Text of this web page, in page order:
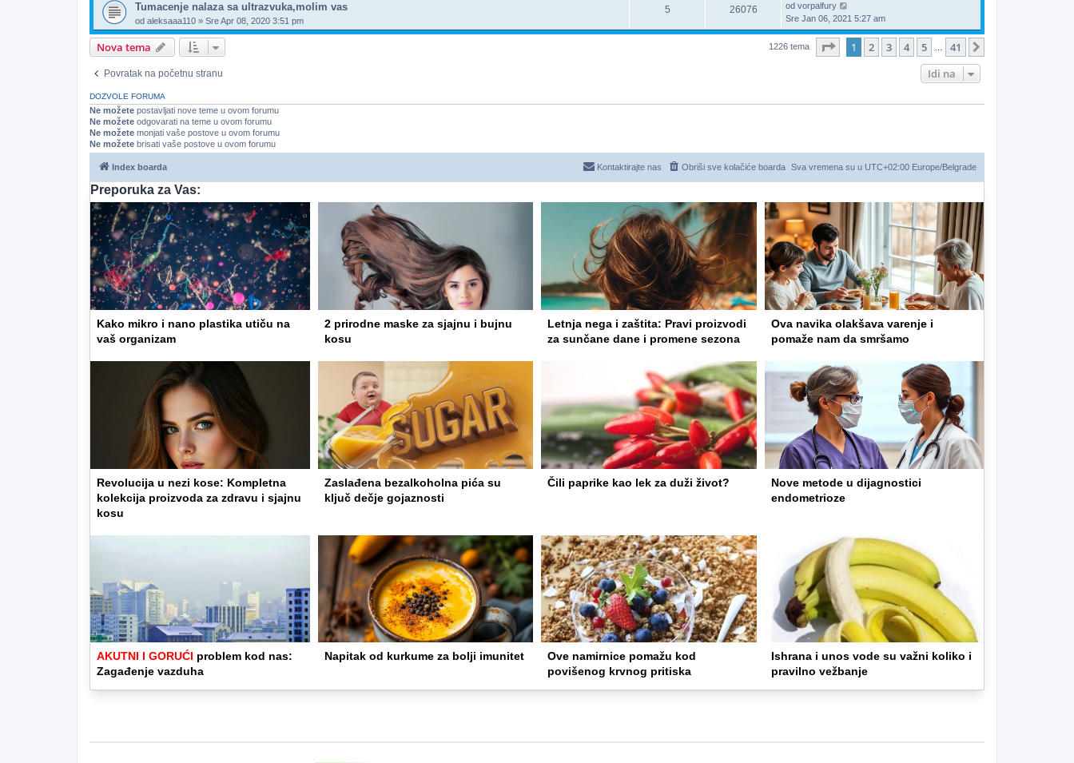
Tumacenje nalaza sa ultrazvuka,molim vas
od aleksaaa110 » Sre Apr 08, 2020 3:51 pm
5 26076 od vorpalfury
Sre Jan 06, 2021 5:27 am
Nova tema 1226 tema Stranica od 41
1 2 3 4 5 41
Povratak na početnu stranu Idi na
DOZVOLE FORUMA
Ne možete postavljati nove teme u ovom forumu
Ne možete odgovarati na teme u ovom forumu
Ne možete monjati vaše postove u ovom forumu
Ne možete brisati vaše postove u ovom forumu
Index boarda Sva vremena su u UTC+02:00 Europe/Belgrade
Obriši sve kolačiće boarda
Kontaktirajte nas
Preporuka za Vas:
Kako mikro i nano plastika utiču na
vaš organizam
2 prirodne maske za sjajnu i bujnu
kosu
Letnja nega i zaštita: Pravi proizvodi
za sunčane dane i promene sezona
Ova navika olakšava varenje i
pomaže nam da smršamo
Revolucija u nezi kose: Kompletna
kolekcija proizvoda za zdravu i sjajnu
kosu
Zaslađena bezalkoholna pića su
ključ dečje gojaznosti
Čili paprike kao lek za duži život?
Nove metode u dijagnostici
endometrioze
AKUTNI I GORUĆI problem kod nas:
Zagađenje vazduha
Napitak od kurkume za bolji imunitet
Ove namirnice pomažu kod
povišenog krvnog pritiska
Ishrana i unos vode su važni koliko i
pravilno vežbanje